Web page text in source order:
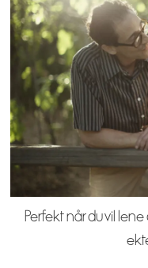
Perfekt når du vil